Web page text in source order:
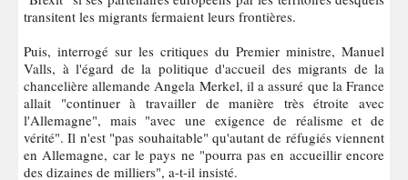
transitent les migrants fermaient leurs frontières.
Puis, interrogé sur les critiques du Premier ministre, Manuel
Valls, à l'égard de la politique d'accueil des migrants de la
chancelière allemande Angela Merkel, il a assuré que la France
allait "continuer à travailler de manière très étroite avec
l'Allemagne", mais "avec une exigence de réalisme et de
vérité". Il n'est "pas souhaitable" qu'autant de réfugiés viennent
en Allemagne, car le pays ne "pourra pas en accueillir encore
des dizaines de milliers", a-t-il insisté.